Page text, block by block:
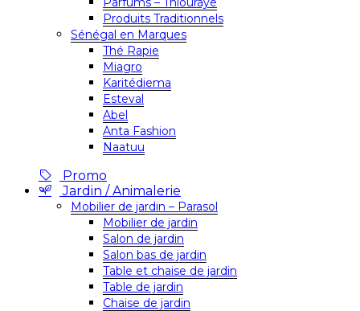
Produits Traditionnels
Sénégal en Marques
Thé Rapie
Miagro
Karitédiema
Esteval
Abel
Anta Fashion
Naatuu
Promo
Jardin / Animalerie
Mobilier de jardin – Parasol
Mobilier de jardin
Salon de jardin
Salon bas de jardin
Table et chaise de jardin
Table de jardin
Chaise de jardin